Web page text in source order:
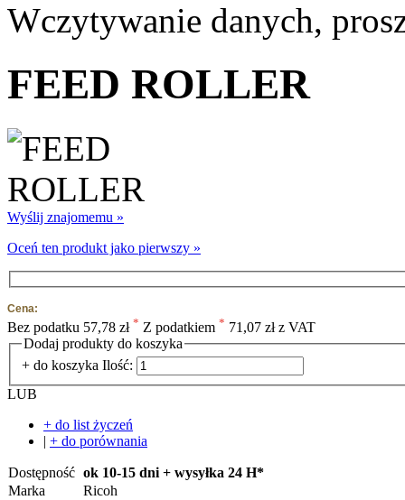
Wczytywanie danych,
FEED ROLLER
Wyślij znajomemu »
Oceń ten produkt jako pierwszy »
Cena:
Bez podatku 57,78 zł * Z podatkiem * 71,07 zł z VAT
Dodaj produkty do koszyka
+ do koszyka Ilość:
LUB
+ do list życzeń
| + do porównania
Dostępność ok 10-15 dni + wysyłka 24 H*
Marka
Ricoh